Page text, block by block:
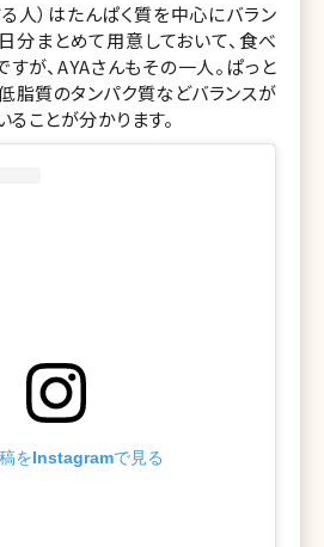
人）はたんぱく質を中心にバラン
分まとめて用意しておいて、食べ
が、AYAさんもその一人。ぱっと
脂質のタンパク質などバランスが
ことが分かります。
をInstagramで見る